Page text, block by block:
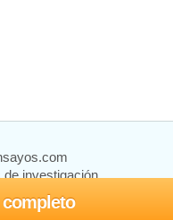
investigación